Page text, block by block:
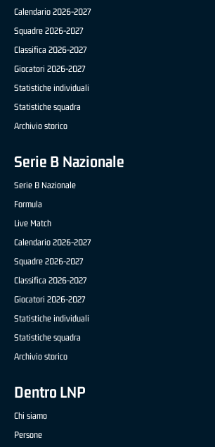
Calendario 2026-2027
Squadre 2026-2027
Classifica 2026-2027
Giocatori 2026-2027
Statistiche individuali
Statistiche squadra
Archivio storico
Serie B Nazionale
Serie B Nazionale
Formula
Live Match
Calendario 2026-2027
Squadre 2026-2027
Classifica 2026-2027
Giocatori 2026-2027
Statistiche individuali
Statistiche squadra
Archivio storico
Dentro LNP
Chi siamo
Persone